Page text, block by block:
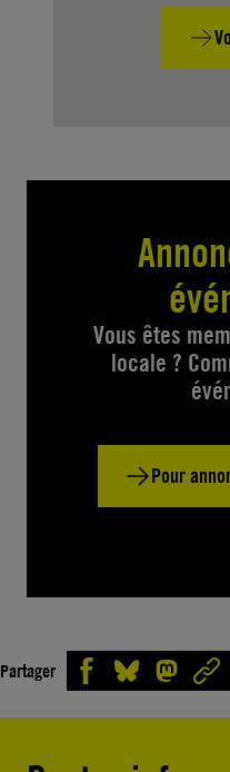
Vous êtes
locale ?
Pour
Partager